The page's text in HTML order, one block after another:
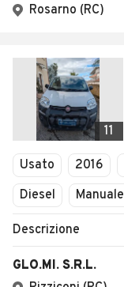
Rosarno (RC)
11
Usato 2016
Diesel
Manuale
Descrizione
GLO.MI. S.R.L.